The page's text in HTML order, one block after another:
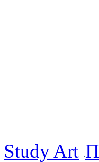
Study Art